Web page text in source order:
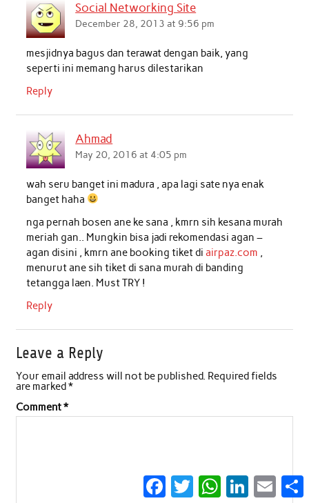
Social Networking Site
December 28, 2013 at 9:56 pm
mesjidnya bagus dan terawat dengan baik, yang
seperti ini memang harus dilestarikan
Reply
Ahmad
May 20, 2016 at 4:05 pm
wah seru banget ini madura , apa lagi sate nya enak
banget haha
nga pernah bosen ane ke sana , kmrn sih kesana murah
meriah gan.. Mungkin bisa jadi rekomendasi agan –
agan disini , kmrn ane booking tiket di airpaz.com ,
menurut ane sih tiket di sana murah di banding
tetangga laen. Must TRY !
Reply
Leave a Reply
Your email address will not be published. Required fields
are marked*
Comment*
Facebook
Twitter WhatsApp
LinkedInEmail